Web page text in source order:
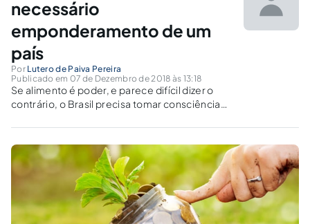
necessário
emponderamento de um
país
Por Lutero de Paiva Pereira
Publicado em 07 de Dezembro de 2018 às 13:18
Se alimento é poder, e parece difícil dizer o
contrário, o Brasil precisa tomar consciência
proteger internamente a atividade produtiva
primária, seja para, ao empoderar-se a partir
dela, fazer prevalecer sua força .